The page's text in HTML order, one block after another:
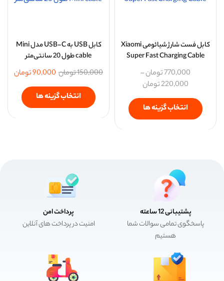
کابل فست شارژ شیائومی Xiaomi
Super Fast Charging Cable
770,000تومان–
220,000تومان
انتخاب گزینه ها
کابل USB به USB-C مدل Mini
cable طول 20 سانتی‌متر
150,000تومان 90,000تومان
انتخاب گزینه ها
پشتیبانی 12 ساعته
پاسخگوی تمامی سوالات شما
هستیم
پرداخت امن
امنیت در پرداخت های آنلاین